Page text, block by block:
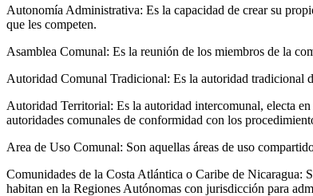
Autonomía Administrativa: Es la capacidad de crear su
que les competen.
Asamblea Comunal: Es la reunión de los miembros de la
Autoridad Comunal Tradicional: Es la autoridad tradicional
Autoridad Territorial: Es la autoridad intercomunal, electa
autoridades comunales de conformidad con los
Area de Uso Comunal: Son aquellas áreas de uso
Comunidades de la Costa Atlántica o Caribe de Nicaragua:
habitan en la Regiones Autónomas con jurisdicción para